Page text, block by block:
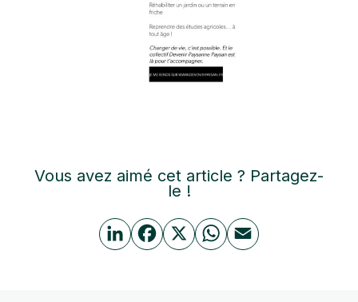
Vous avez aimé cet article ? Partagez-
le !
Li
n
F
a
X W
h
E
m